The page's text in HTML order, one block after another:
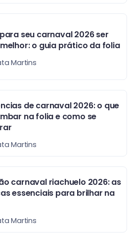
seu carnaval 2026 ser
o guia prático da folia
Martins
de carnaval 2026: o que
na folia e como se
Martins
carnaval riachuelo 2026: as
essenciais para brilhar na
Martins